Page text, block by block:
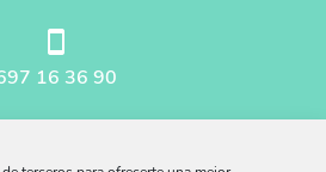
16 36 90